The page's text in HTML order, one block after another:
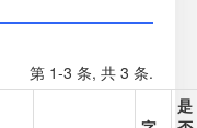
第 1-3 条, 共 3 条.
是